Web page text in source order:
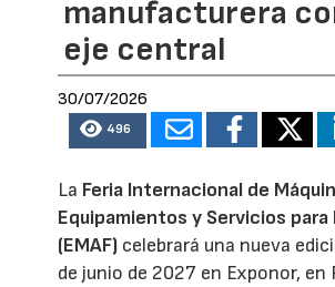
manufacturera
eje central
30/07/2026
496
La Feria Internacional de
Equipamientos y Servicios para
(EMAF) celebrará una nueva
de junio de 2027 en Exponor, en